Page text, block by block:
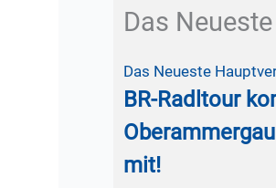
Das Neueste
Das Neueste
BR-Radltour
mit!